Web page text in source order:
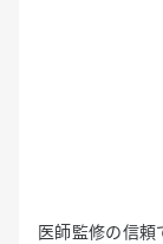
医師監修の信頼